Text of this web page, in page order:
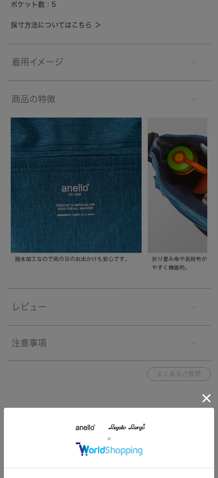
ポケット数：5
採寸方法についてはこちら ＞
着用イメージ
商品の特徴
レビュー
注意事項
よくあるご質問